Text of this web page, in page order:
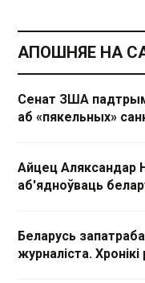
АПОШНЯЕ НА
Сенат ЗША
аб «пякельных»
Айцец Аляксандар
аб'ядноўваць
Беларусь
журналіста.